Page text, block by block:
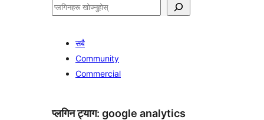
खोज्नुहोस्
सबै
Community
Commercial
प्लगिन ट्याग: google analytics